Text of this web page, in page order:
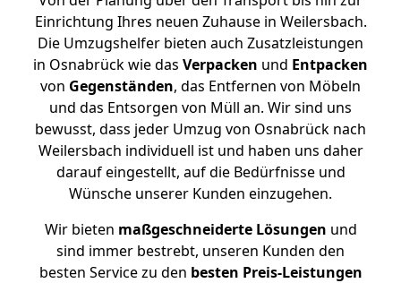
Einrichtung Ihres neuen Zuhause in Weilersbach.
Die Umzugshelfer bieten auch Zusatzleistungen
in Osnabrück wie das Verpacken und Entpacken
von Gegenständen, das Entfernen von Möbeln
und das Entsorgen von Müll an. Wir sind uns
bewusst, dass jeder Umzug von Osnabrück nach
Weilersbach individuell ist und haben uns daher
darauf eingestellt, auf die Bedürfnisse und
Wünsche unserer Kunden einzugehen.
Wir bieten maßgeschneiderte Lösungen und
sind immer bestrebt, unseren Kunden den
besten Service zu den besten Preis-Leistungen